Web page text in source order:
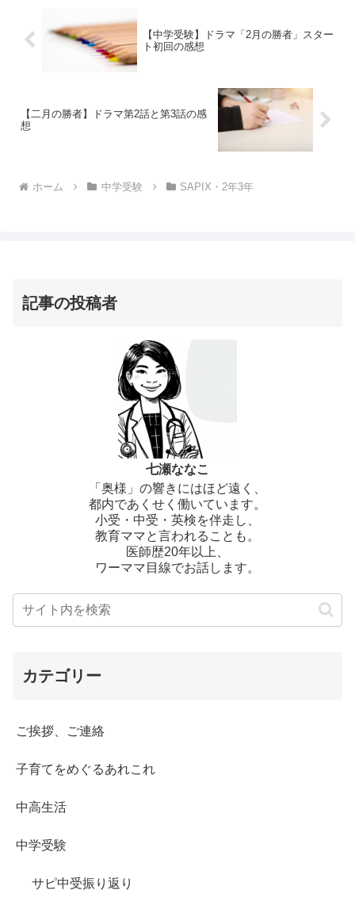
【中学受験】ドラマ「2月の勝者」スター
ト初回の感想
【二月の勝者】ドラマ第2話と第3話の感
想
ホーム 中学受験 SAPIX・2年3年
記事の投稿者
七瀬ななこ
「奥様」の響きにはほど遠く、
都内であくせく働いています。
小受・中受・英検を伴走し、
教育ママと言われることも。
医師歴20年以上、
ワーママ目線でお話します。
カテゴリー
ご挨拶、ご連絡
子育てをめぐるあれこれ
中高生活
中学受験
サピ中受振り返り